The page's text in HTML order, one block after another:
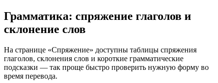
Грамматика: спряжение глаголов и
склонение слов
На странице «Спряжение» доступны таблицы спряжения
глаголов, склонения слов и короткие грамматические
подсказки — так проще быстро проверить нужную форму во
время перевода.